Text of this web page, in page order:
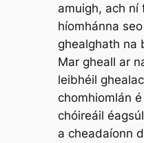
amuigh, ach ní
híomhánna
ghealghath na
Mar gheall ar
leibhéil
chomhiomlán
chóireáil
a cheadaíonn